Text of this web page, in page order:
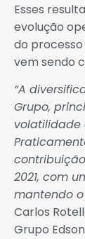
Esses
evolução
do
vem sendo
“A
Grupo,
volatilidade
2021, com
mantendo
Carlos
Grupo